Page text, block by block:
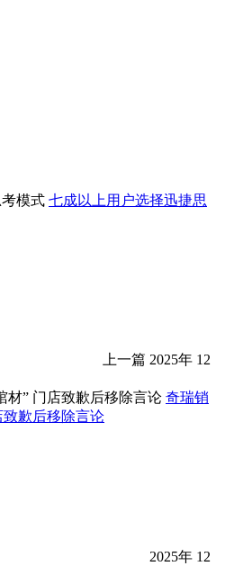
七成以上用户选择迅捷思
上一篇 2025年 12
奇瑞销
致歉后移除言论
2025年 12